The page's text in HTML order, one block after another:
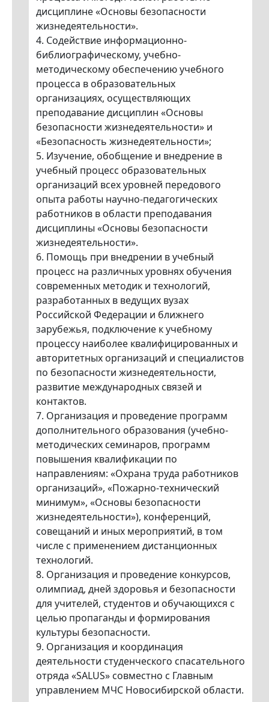
дисциплине «Основы безопасности
жизнедеятельности».
4. Содействие информационно-
библиографическому, учебно-
методическому обеспечению учебного
процесса в образовательных
организациях, осуществляющих
преподавание дисциплин «Основы
безопасности жизнедеятельности» и
«Безопасность жизнедеятельности»;
5. Изучение, обобщение и внедрение в
учебный процесс образовательных
организаций всех уровней передового
опыта работы научно-педагогических
работников в области преподавания
дисциплины «Основы безопасности
жизнедеятельности».
6. Помощь при внедрении в учебный
процесс на различных уровнях обучения
современных методик и технологий,
разработанных в ведущих вузах
Российской Федерации и ближнего
зарубежья, подключение к учебному
процессу наиболее квалифицированных и
авторитетных организаций и специалистов
по безопасности жизнедеятельности,
развитие международных связей и
контактов.
7. Организация и проведение программ
дополнительного образования (учебно-
методических семинаров, программ
повышения квалификации по
направлениям: «Охрана труда работников
организаций», «Пожарно-технический
минимум», «Основы безопасности
жизнедеятельности»), конференций,
совещаний и иных мероприятий, в том
числе с применением дистанционных
технологий.
8. Организация и проведение конкурсов,
олимпиад, дней здоровья и безопасности
для учителей, студентов и обучающихся с
целью пропаганды и формирования
культуры безопасности.
9. Организация и координация
деятельности студенческого спасательного
отряда «SALUS» совместно с Главным
управлением МЧС Новосибирской области.